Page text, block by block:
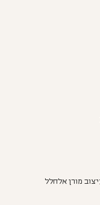
מורן אלחלל